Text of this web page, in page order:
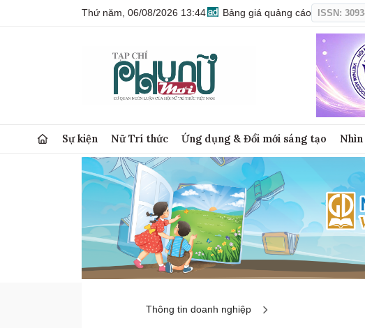
Thứ năm, 06/08/2026 13:44 Bảng giá quảng cáo ISSN:
Sự kiện Nữ Trí thức Ứng dụng & Đổi mới sáng tạo
Thông tin doanh nghiệp